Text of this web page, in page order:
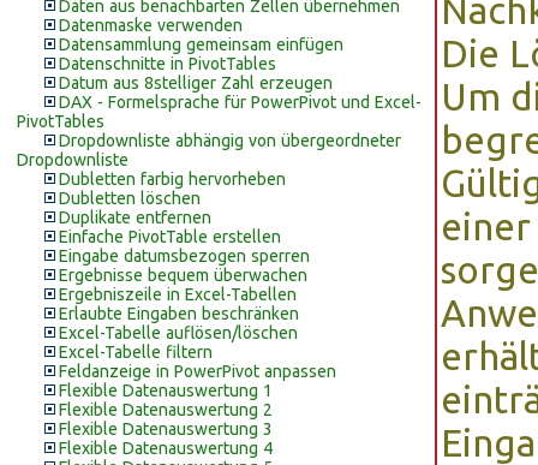
Daten aus benachbarten Zellen übernehmen
Datenmaske verwenden
Datensammlung gemeinsam einfügen
Datenschnitte in PivotTables
Datum aus 8stelliger Zahl erzeugen
DAX - Formelsprache für PowerPivot und Excel-
PivotTables
Dropdownliste abhängig von übergeordneter
Dropdownliste
Dubletten farbig hervorheben
Dubletten löschen
Duplikate entfernen
Einfache PivotTable erstellen
Eingabe datumsbezogen sperren
Ergebnisse bequem überwachen
Ergebniszeile in Excel-Tabellen
Erlaubte Eingaben beschränken
Excel-Tabelle auflösen/löschen
Excel-Tabelle filtern
Feldanzeige in PowerPivot anpassen
Flexible Datenauswertung 1
Flexible Datenauswertung 2
Flexible Datenauswertung 3
Flexible Datenauswertung 4
Die
Um